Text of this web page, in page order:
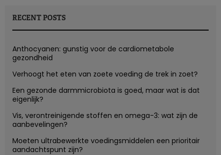
RECENT POSTS
Anthocyanen: gunstig voor de cardiometabole
gezondheid
Verhoogt het eten van zoete voeding de trek in zoet?
Een gezonde darmmicrobiota is goed, maar wat is dat
eigenlijk?
Vis, verontreinigende stoffen en omega-3: wat zijn de
aanbevelingen?
Moeten ultrabewerkte voedingsmiddelen een prioritair
aandachtspunt zijn?